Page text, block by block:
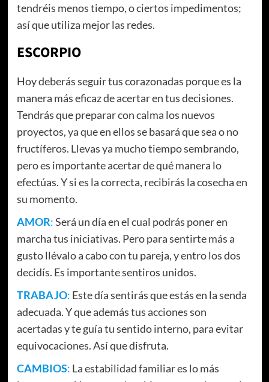
tendréis menos tiempo, o ciertos impedimentos;
así que utiliza mejor las redes.
ESCORPIO
Hoy deberás seguir tus corazonadas porque es la
manera más eficaz de acertar en tus decisiones.
Tendrás que preparar con calma los nuevos
proyectos, ya que en ellos se basará que sea o no
fructíferos. Llevas ya mucho tiempo sembrando,
pero es importante acertar de qué manera lo
efectúas. Y si es la correcta, recibirás la cosecha en
su momento.
AMOR:Será un día en el cual podrás poner en
marcha tus iniciativas. Pero para sentirte más a
gusto llévalo a cabo con tu pareja, y entro los dos
decidís. Es importante sentiros unidos.
TRABAJO: Este día sentirás que estás en la senda
adecuada. Y que además tus acciones son
acertadas y te guía tu sentido interno, para evitar
equivocaciones. Así que disfruta.
CAMBIOS: La estabilidad familiar es lo más